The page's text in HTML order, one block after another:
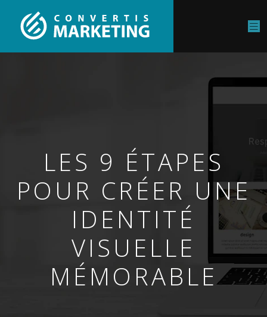
LES 9 ÉTAPES
POUR CRÉER UNE
IDENTITÉ
VISUELLE
MÉMORABLE